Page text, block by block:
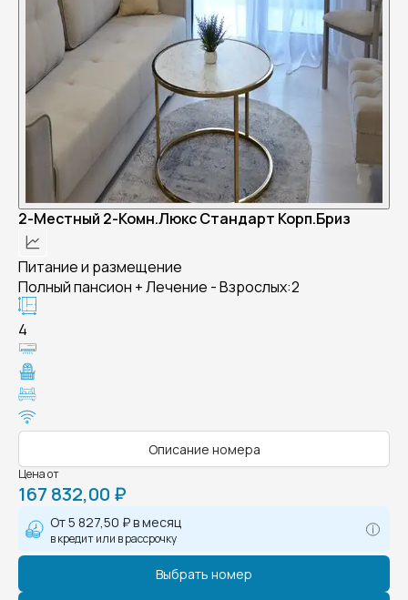
2-Местный 2-Комн.Люкс Стандарт Корп.Бриз
Питание и размещение
Полный пансион + Лечение - Взрослых:2
4
Описание номера
Цена от
167 832,00 ₽
От5 827,50 ₽в месяц
в кредит или в рассрочку
Выбрать номер